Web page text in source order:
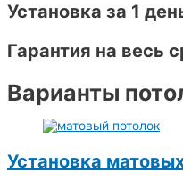
Установка за 1
Гарантия на весь
Варианты
Установка